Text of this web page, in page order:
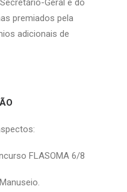
Geral e do
premiados pela
adicionais de
FLASOMA 6/8